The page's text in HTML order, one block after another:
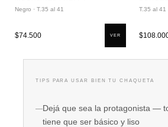
Negro · T.35 al 41
$74.500 VER
T.35 al 41
TIPS PARA USAR BIEN TU CHAQUETA
Dejá que sea la protagonista —
tiene que ser básico y liso